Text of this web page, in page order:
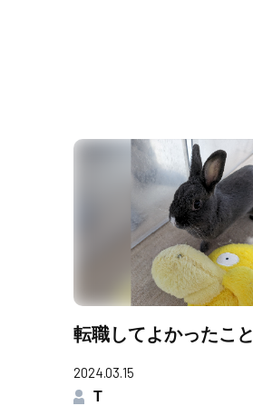
転職してよかったこと
2024.03.15
T